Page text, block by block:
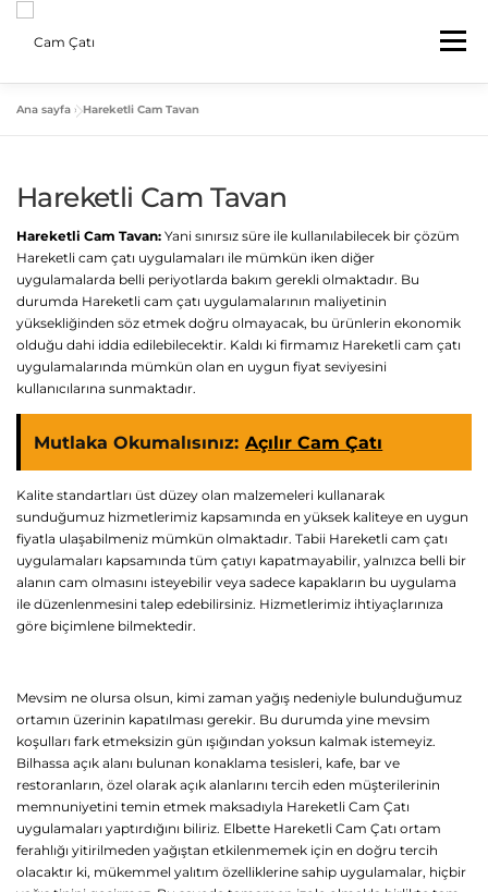
Menü
BLOG İLETIŞIM
Ana sayfa »Hareketli Cam Tavan
Hareketli Cam Tavan
Hareketli Cam Tavan: Yani sınırsız süre ile kullanılabilecek bir çözüm
Hareketli cam çatı uygulamaları ile mümkün iken diğer
uygulamalarda belli periyotlarda bakım gerekli olmaktadır. Bu
durumda Hareketli cam çatı uygulamalarının maliyetinin
yüksekliğinden söz etmek doğru olmayacak, bu ürünlerin ekonomik
olduğu dahi iddia edilebilecektir. Kaldı ki firmamız Hareketli cam çatı
uygulamalarında mümkün olan en uygun fiyat seviyesini
kullanıcılarına sunmaktadır.
Mutlaka Okumalısınız: Açılır Cam Çatı
Kalite standartları üst düzey olan malzemeleri kullanarak
sunduğumuz hizmetlerimiz kapsamında en yüksek kaliteye en uygun
fiyatla ulaşabilmeniz mümkün olmaktadır. Tabii Hareketli cam çatı
uygulamaları kapsamında tüm çatıyı kapatmayabilir, yalnızca belli bir
alanın cam olmasını isteyebilir veya sadece kapakların bu uygulama
ile düzenlenmesini talep edebilirsiniz. Hizmetlerimiz ihtiyaçlarınıza
göre biçimlene bilmektedir.
Mevsim ne olursa olsun, kimi zaman yağış nedeniyle bulunduğumuz
ortamın üzerinin kapatılması gerekir. Bu durumda yine mevsim
koşulları fark etmeksizin gün ışığından yoksun kalmak istemeyiz.
Bilhassa açık alanı bulunan konaklama tesisleri, kafe, bar ve
restoranların, özel olarak açık alanlarını tercih eden müşterilerinin
memnuniyetini temin etmek maksadıyla Hareketli Cam Çatı
uygulamaları yaptırdığını biliriz. Elbette Hareketli Cam Çatı ortam
ferahlığı yitirilmeden yağıştan etkilenmemek için en doğru tercih
olacaktır ki, mükemmel yalıtım özelliklerine sahip uygulamalar, hiçbir